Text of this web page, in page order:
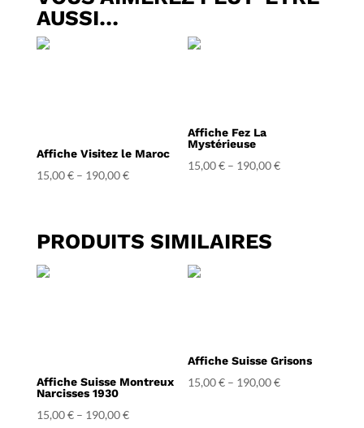
AUSSI…
Affiche Visitez le Maroc
15,00€– 190,00€
Affiche Fez La
Mystérieuse
15,00€ – 190,00€
PRODUITS SIMILAIRES
Affiche Suisse Montreux
Narcisses 1930
15,00€– 190,00€
Affiche Suisse Grisons
15,00€ – 190,00€